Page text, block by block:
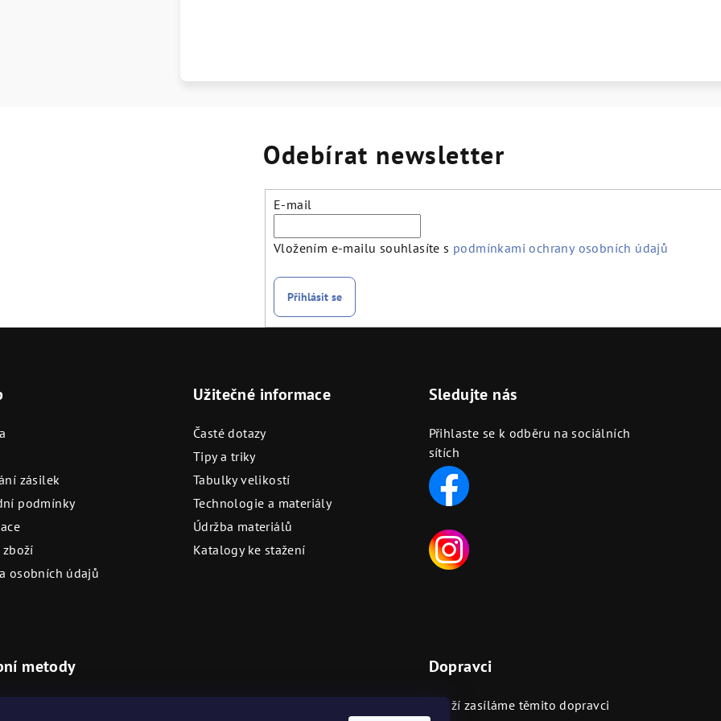
Odebírat newsletter
E-mail
Vložením e-mailu souhlasíte s podmínkami ochrany osobních údajů
Přihlásit se
zásilek
podmínky
zboží
osobních údajů
Užitečné informace
Časté dotazy
Tipy a triky
Tabulky velikostí
Technologie a materiály
Údržba materiálů
Katalogy ke stažení
Sledujte nás
Přihlaste se k odběru na sociálních
sítích
metody Dopravci
Zboží zasíláme těmito dopravci